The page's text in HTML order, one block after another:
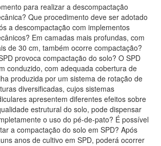
para realizar a descompactação
Que procedimento deve ser adotado
a descompactação com implementos
Em camadas mais profundas, com
de 30 cm, também ocorre compactação?
provoca compactação do solo? O SPD
conduzido, com adequada cobertura de
produzida por um sistema de rotação de
diversificadas, cujos sistemas
apresentem diferentes efeitos sobre
estrutural do solo, pode dispensar
o uso do pé-de-pato? É possível
a compactação do solo em SPD? Após
anos de cultivo em SPD, poderá ocorrer